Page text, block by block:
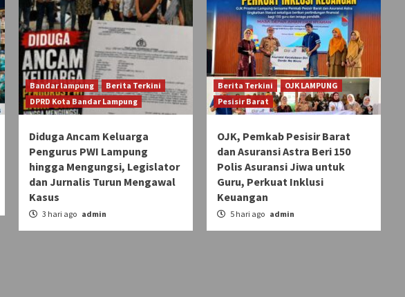
Bandar lampung
Berita Terkini
DPRD Kota Bandar Lampung
Diduga Ancam Keluarga
Pengurus PWI Lampung
hingga Mengungsi, Legislator
dan Jurnalis Turun Mengawal
Kasus
3 hari ago admin
Berita Terkini
OJK LAMPUNG
Pesisir Barat
OJK, Pemkab Pesisir Barat
dan Asuransi Astra Beri 150
Polis Asuransi Jiwa untuk
Guru, Perkuat Inklusi
Keuangan
5 hari ago admin